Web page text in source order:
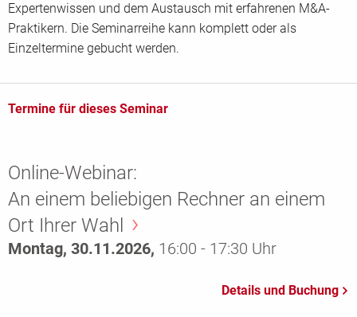
Expertenwissen und dem Austausch mit erfahrenen M&A-
Praktikern. Die Seminarreihe kann komplett oder als
Einzeltermine gebucht werden.
Termine für dieses Seminar
Online-Webinar:
An einem beliebigen Rechner an einem
Ort Ihrer Wahl
Montag, 30.11.2026, 16:00 - 17:30 Uhr